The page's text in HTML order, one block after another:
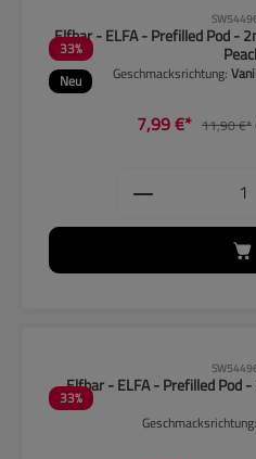
33%
Neu
Elfbar - ELFA - Prefilled Pod -
Geschmacksrichtung:
7,99 €* 11,90 €*
Produkt
33%
Elfbar - ELFA - Prefilled Pod
Geschmacksrichtung: